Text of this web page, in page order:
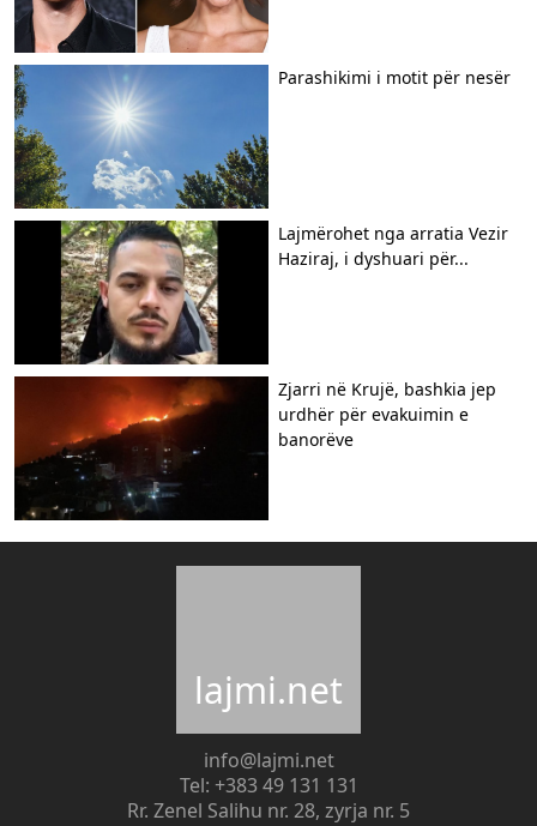
Parashikimi i motit për nesër
Lajmërohet nga arratia Vezir
Haziraj, i dyshuari për...
Zjarri në Krujë, bashkia jep
urdhër për evakuimin e
banorëve
lajmi.net
info@lajmi.net
Tel: +383 49 131 131
Rr. Zenel Salihu nr. 28, zyrja nr. 5